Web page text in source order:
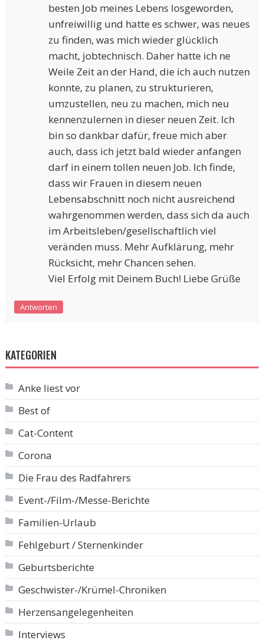
besten Job meines Lebens losgeworden,
unfreiwillig und hatte es schwer, was neues
zu finden, was mich wieder glücklich
macht, jobtechnisch. Daher hatte ich ne
Weile Zeit an der Hand, die ich auch nutzen
konnte, zu planen, zu strukturieren,
umzustellen, neu zu machen, mich neu
kennenzulernen in dieser neuen Zeit. Ich
bin so dankbar dafür, freue mich aber
auch, dass ich jetzt bald wieder anfangen
darf in einem tollen neuen Job. Ich finde,
dass wir Frauen in diesem neuen
Lebensabschnitt noch nicht ausreichend
wahrgenommen werden, dass sich da auch
im Arbeitsleben/gesellschaftlich viel
veränden muss. Mehr Aufklärung, mehr
Rücksicht, mehr Chancen sehen.
Viel Erfolg mit Deinem Buch! Liebe Grüße
Antworten
KATEGORIEN
Anke liest vor
Best of
Cat-Content
Corona
Die Frau des Radfahrers
Event-/Film-/Messe-Berichte
Familien-Urlaub
Fehlgeburt / Sternenkinder
Geburtsberichte
Geschwister-/Krümel-Chroniken
Herzensangelegenheiten
Interviews